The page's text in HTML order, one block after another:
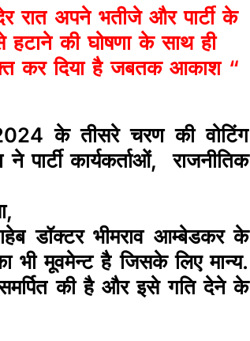
रात अपने भतीजे और पार्टी के
की घोषणा के साथ ही
कर दिया है जबतक आकाश “
के तीसरे चरण की वोटिंग
कार्यकर्ताओं, राजनीतिक
डॉक्टर भीमराव आम्बेडकर के
भी मूवमेन्ट है जिसके लिए मान्य.
समर्पित की है और इसे गति देने के